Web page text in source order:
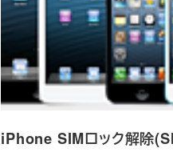
iPhone SIMロック解除